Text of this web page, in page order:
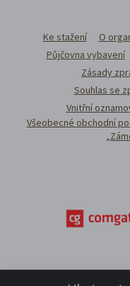
Ke stažení O
Půjčovna vybavení
Zásady
Souhlas se
Vnitřní
Všeobecné obchodní